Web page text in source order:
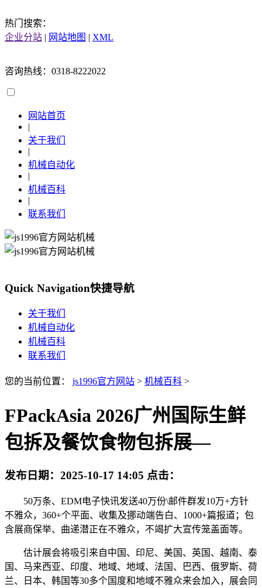
热门搜索：
企业分站 | 网站地图 | XML
咨询热线：0318-8222022
网站首页
|
关于我们
|
机械自动化
|
机械百科
|
联系我们
Quick Navigation快捷导航
关于我们
机械自动化
机械百科
联系我们
您的当前位置： js1996官方网站 > 机械百科 >
FPackAsia 2026广州国际生鲜
包拆及餐饮食物包拆展—
发布日期： 2025-10-17 14:05 点击：
50万条、EDM电子快讯发送40万份\邮件群发10万+方针
不雅众，360+个平面、收集及挪动端告白、1000+篇报道；包
含展商保举、曲递潜正在不雅众，不竭扩大宣传笼盖面等。
估计展会将吸引来自中国、印尼、美国、英国、越南、泰
国、马来西亚、印度、地域、地域、法国、巴西、俄罗斯、荷
兰、日本、韩国等30多个国度和地域不雅众来会加入，展会同